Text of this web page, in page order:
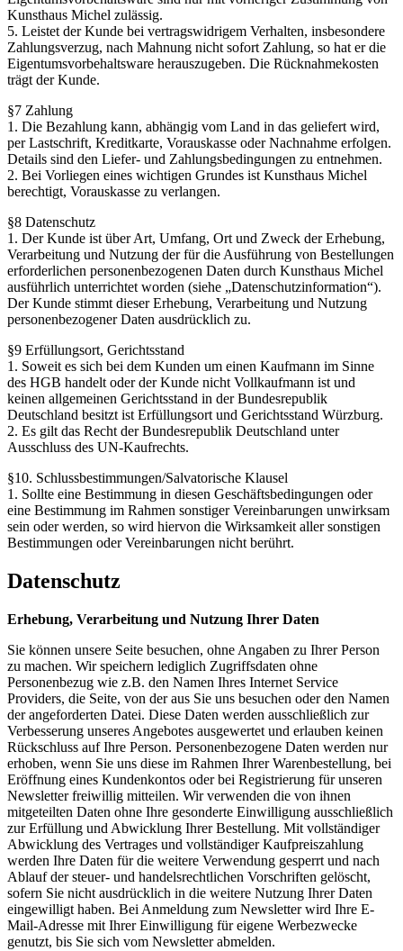
Kunsthaus Michel zulässig.
5. Leistet der Kunde bei vertragswidrigem Verhalten, insbesondere
Zahlungsverzug, nach Mahnung nicht sofort Zahlung, so hat er die
Eigentumsvorbehaltsware herauszugeben. Die Rücknahmekosten
trägt der Kunde.
§7 Zahlung
1. Die Bezahlung kann, abhängig vom Land in das geliefert wird,
per Lastschrift, Kreditkarte, Vorauskasse oder Nachnahme erfolgen.
Details sind den Liefer- und Zahlungsbedingungen zu entnehmen.
2. Bei Vorliegen eines wichtigen Grundes ist Kunsthaus Michel
berechtigt, Vorauskasse zu verlangen.
§8 Datenschutz
1. Der Kunde ist über Art, Umfang, Ort und Zweck der Erhebung,
Verarbeitung und Nutzung der für die Ausführung von Bestellungen
erforderlichen personenbezogenen Daten durch Kunsthaus Michel
ausführlich unterrichtet worden (siehe „Datenschutzinformation“).
Der Kunde stimmt dieser Erhebung, Verarbeitung und Nutzung
personenbezogener Daten ausdrücklich zu.
§9 Erfüllungsort, Gerichtsstand
1. Soweit es sich bei dem Kunden um einen Kaufmann im Sinne
des HGB handelt oder der Kunde nicht Vollkaufmann ist und
keinen allgemeinen Gerichtsstand in der Bundesrepublik
Deutschland besitzt ist Erfüllungsort und Gerichtsstand Würzburg.
2. Es gilt das Recht der Bundesrepublik Deutschland unter
Ausschluss des UN-Kaufrechts.
§10. Schlussbestimmungen/Salvatorische Klausel
1. Sollte eine Bestimmung in diesen Geschäftsbedingungen oder
eine Bestimmung im Rahmen sonstiger Vereinbarungen unwirksam
sein oder werden, so wird hiervon die Wirksamkeit aller sonstigen
Bestimmungen oder Vereinbarungen nicht berührt.
Datenschutz
Erhebung, Verarbeitung und Nutzung Ihrer Daten
Sie können unsere Seite besuchen, ohne Angaben zu Ihrer Person
zu machen. Wir speichern lediglich Zugriffsdaten ohne
Personenbezug wie z.B. den Namen Ihres Internet Service
Providers, die Seite, von der aus Sie uns besuchen oder den Namen
der angeforderten Datei. Diese Daten werden ausschließlich zur
Verbesserung unseres Angebotes ausgewertet und erlauben keinen
Rückschluss auf Ihre Person. Personenbezogene Daten werden nur
erhoben, wenn Sie uns diese im Rahmen Ihrer Warenbestellung, bei
Eröffnung eines Kundenkontos oder bei Registrierung für unseren
Newsletter freiwillig mitteilen. Wir verwenden die von ihnen
mitgeteilten Daten ohne Ihre gesonderte Einwilligung ausschließlich
zur Erfüllung und Abwicklung Ihrer Bestellung. Mit vollständiger
Abwicklung des Vertrages und vollständiger Kaufpreiszahlung
werden Ihre Daten für die weitere Verwendung gesperrt und nach
Ablauf der steuer- und handelsrechtlichen Vorschriften gelöscht,
sofern Sie nicht ausdrücklich in die weitere Nutzung Ihrer Daten
eingewilligt haben. Bei Anmeldung zum Newsletter wird Ihre E-
Mail-Adresse mit Ihrer Einwilligung für eigene Werbezwecke
genutzt, bis Sie sich vom Newsletter abmelden.